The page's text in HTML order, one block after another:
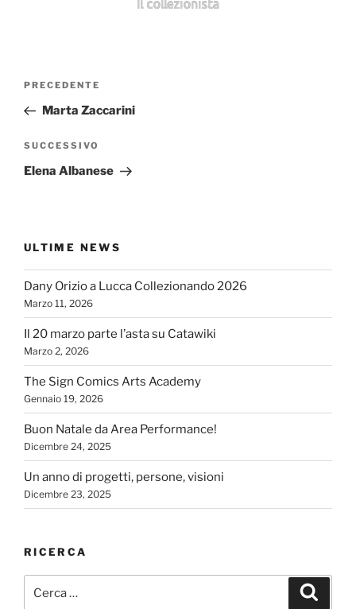
Il collezionista
Navigazione
Articolo
precedente:
PRECEDENTE
Marta Zaccarini
Articolo
successivo
SUCCESSIVO
Elena Albanese
ULTIME NEWS
Dany Orizio a Lucca Collezionando 2026
Marzo 11, 2026
Il 20 marzo parte l’asta su Catawiki
Marzo 2, 2026
The Sign Comics Arts Academy
Gennaio 19, 2026
Buon Natale da Area Performance!
Dicembre 24, 2025
Un anno di progetti, persone, visioni
Dicembre 23, 2025
RICERCA